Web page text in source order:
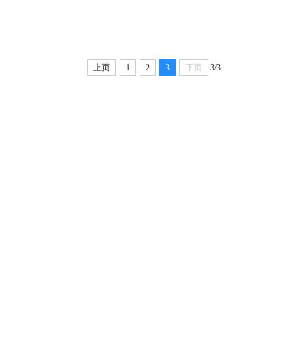
上页 1 2 3 下页 3/3